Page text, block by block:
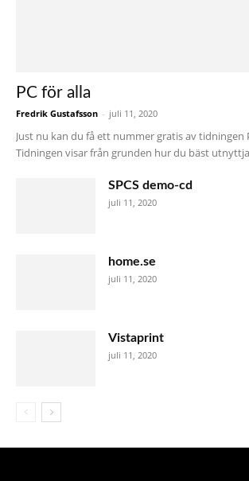
PC för alla
Fredrik Gustafsson - juli 11, 2020
Just nu kan du få ett nummer gratis av tidningen
Tidningen visar från grunden hur du bäst
SPCS demo-cd
juli 11, 2020
home.se
juli 11, 2020
Vistaprint
juli 11, 2020